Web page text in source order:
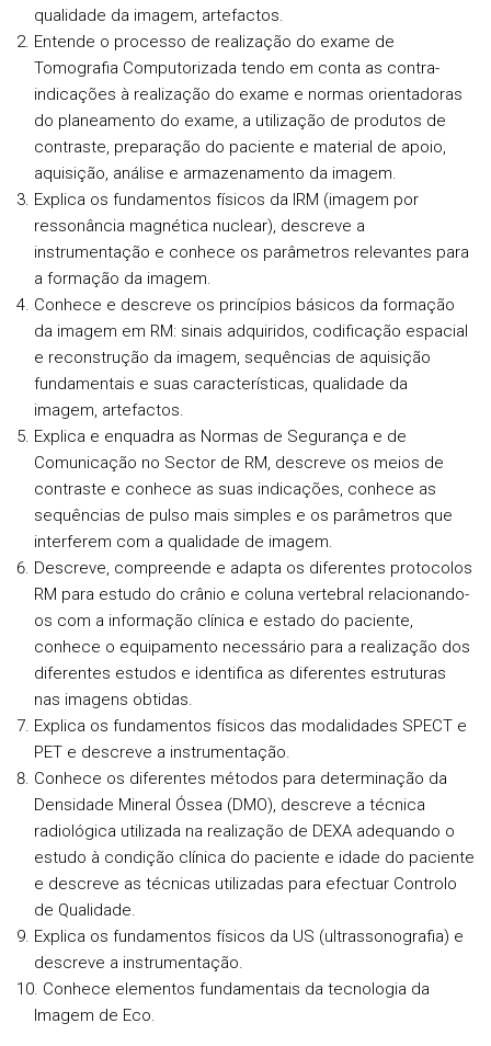
qualidade da imagem, artefactos.
Entende o processo de realização do exame de
Tomografia Computorizada tendo em conta as contra-
indicações à realização do exame e normas orientadoras
do planeamento do exame, a utilização de produtos de
contraste, preparação do paciente e material de apoio,
aquisição, análise e armazenamento da imagem.
Explica os fundamentos físicos da IRM (imagem por
ressonância magnética nuclear), descreve a
instrumentação e conhece os parâmetros relevantes para
a formação da imagem.
Conhece e descreve os princípios básicos da formação
da imagem em RM: sinais adquiridos, codificação espacial
e reconstrução da imagem, sequências de aquisição
fundamentais e suas características, qualidade da
imagem, artefactos.
Explica e enquadra as Normas de Segurança e de
Comunicação no Sector de RM, descreve os meios de
contraste e conhece as suas indicações, conhece as
sequências de pulso mais simples e os parâmetros que
interferem com a qualidade de imagem.
Descreve, compreende e adapta os diferentes protocolos
RM para estudo do crânio e coluna vertebral relacionando-
os com a informação clínica e estado do paciente,
conhece o equipamento necessário para a realização dos
diferentes estudos e identifica as diferentes estruturas
nas imagens obtidas.
Explica os fundamentos físicos das modalidades SPECT e
PET e descreve a instrumentação.
Conhece os diferentes métodos para determinação da
Densidade Mineral Óssea (DMO), descreve a técnica
radiológica utilizada na realização de DEXA adequando o
estudo à condição clínica do paciente e idade do paciente
e descreve as técnicas utilizadas para efectuar Controlo
de Qualidade.
Explica os fundamentos físicos da US (ultrassonografia) e
descreve a instrumentação.
Conhece elementos fundamentais da tecnologia da
Imagem de Eco.